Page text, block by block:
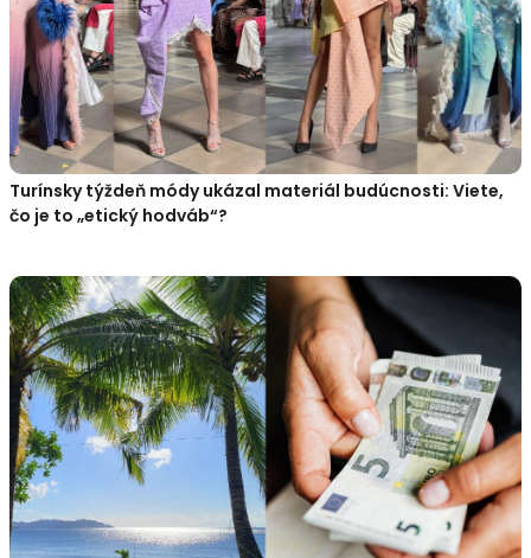
Turínsky týždeň módy ukázal materiál budúcnosti: Viete,
čo je to „etický hodváb“?